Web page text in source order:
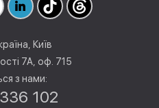
Київ
7А, оф. 715
з нами:
102